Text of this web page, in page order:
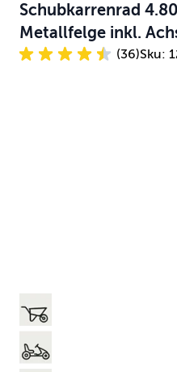
Schubkarrenrad
Metallfelge inkl.
(36)Sku: